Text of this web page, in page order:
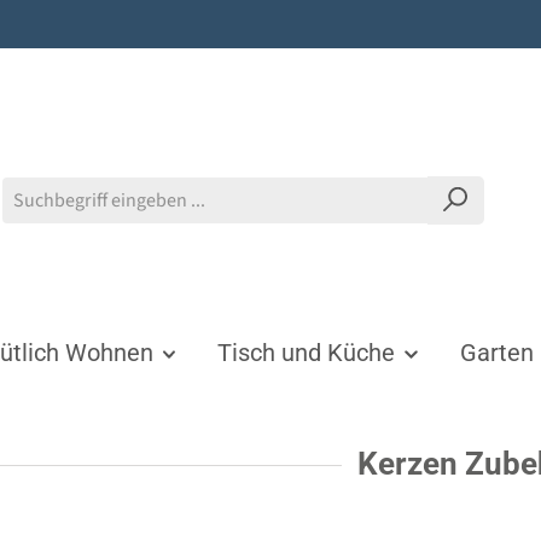
Wohnen Tisch und Küche Garten
Kerzen